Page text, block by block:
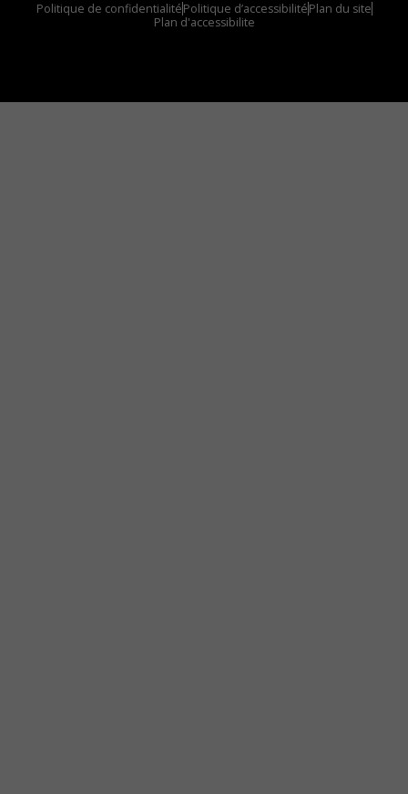
Politique de confidentialitéPolitique d’accessibilitéPlan du site
Plan d'accessibilite